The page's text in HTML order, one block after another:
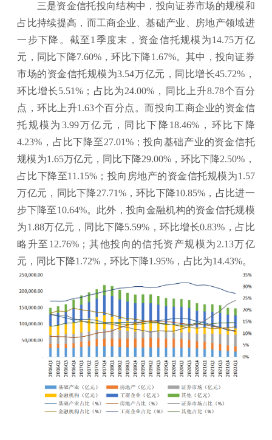
三是资金信托投向结构中，投向证券市场的规模和
占比持续提高，而工商企业、基础产业、房地产领域进
一步下降。截至1季度末，资金信托规模为14.75万亿
元，同比下降7.60%，环比下降1.67%。其中，投向证券
市场的资金信托规模为3.54万亿元，同比增长45.72%，
环比增长5.51%；占比为24.00%，同比上升8.78个百分
点，环比上升1.63个百分点。而投向工商企业的资金信
托规模为3.99万亿元，同比下降18.46%，环比下降
4.23%，占比下降至27.01%；投向基础产业的资金信托
规模为1.65万亿元，同比下降29.00%，环比下降2.50%，
占比下降至11.15%；投向房地产的资金信托规模为1.57
万亿元，同比下降27.71%，环比下降10.85%，占比进一
步下降至10.64%。此外，投向金融机构的资金信托规模
为1.88万亿元，同比下降5.59%，环比增长0.83%，占比
略升至12.76%；其他投向的信托资产规模为2.13万亿
元，同比下降1.72%，环比下降1.95%，占比为14.43%。